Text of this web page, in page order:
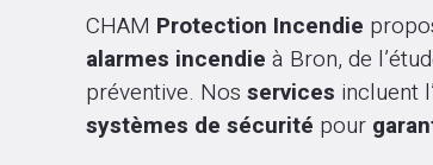
CHAM Protection Incendie
alarmes incendie à Bron, de
préventive. Nos services incluent l’
systèmes de sécurité pour